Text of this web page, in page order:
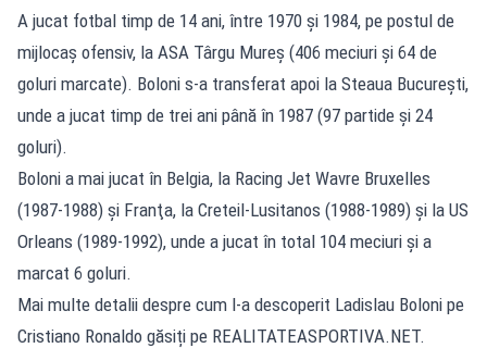
A jucat fotbal timp de 14 ani, între 1970 şi 1984, pe postul de
mijlocaş ofensiv, la ASA Târgu Mureş (406 meciuri şi 64 de
goluri marcate). Boloni s-a transferat apoi la Steaua Bucureşti,
unde a jucat timp de trei ani până în 1987 (97 partide şi 24
goluri).
Boloni a mai jucat în Belgia, la Racing Jet Wavre Bruxelles
(1987-1988) şi Franţa, la Creteil-Lusitanos (1988-1989) şi la US
Orleans (1989-1992), unde a jucat în total 104 meciuri şi a
marcat 6 goluri.
Mai multe detalii despre cum l-a descoperit Ladislau Boloni pe
Cristiano Ronaldo găsiți pe REALITATEASPORTIVA.NET.